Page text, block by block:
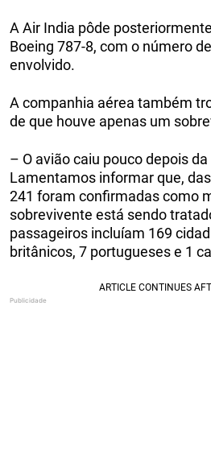
A Air India pôde
Boeing 787-8, com o número
envolvido.
A companhia aérea também
de que houve apenas um
– O avião caiu pouco depois
Lamentamos informar que,
241 foram confirmadas como
sobrevivente está sendo
passageiros incluíam 169
britânicos, 7 portugueses e 1